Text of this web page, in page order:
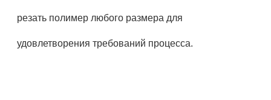
резать полимер любого размера для
удовлетворения требований процесса.